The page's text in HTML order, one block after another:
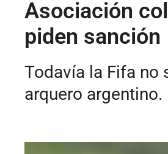
Asociación
piden sanción
Todavía la Fifa no
arquero